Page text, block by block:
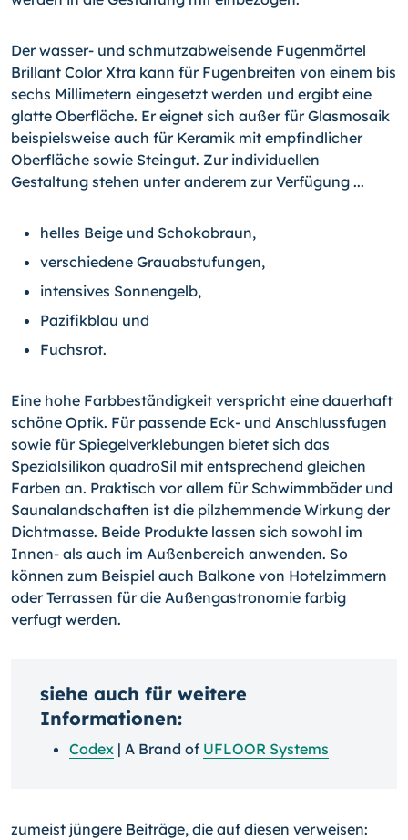
Der wasser- und schmutzabweisende Fugenmörtel
Brillant Color Xtra kann für Fugenbreiten von einem bis
sechs Millimetern eingesetzt werden und ergibt eine
glatte Oberfläche. Er eignet sich außer für Glasmosaik
beispielsweise auch für Keramik mit empfindlicher
Oberfläche sowie Steingut. Zur individuellen
Gestaltung stehen unter anderem zur Verfügung ...
helles Beige und Schokobraun,
verschiedene Grauabstufungen,
intensives Sonnengelb,
Pazifikblau und
Fuchsrot.
Eine hohe Farbbeständigkeit verspricht eine dauerhaft
schöne Optik. Für passende Eck- und Anschlussfugen
sowie für Spiegelverklebungen bietet sich das
Spezialsilikon quadroSil mit entsprechend gleichen
Farben an. Praktisch vor allem für Schwimmbäder und
Saunalandschaften ist die pilzhemmende Wirkung der
Dichtmasse. Beide Produkte lassen sich sowohl im
Innen- als auch im Außenbereich anwenden. So
können zum Beispiel auch Balkone von Hotelzimmern
oder Terrassen für die Außengastronomie farbig
verfugt werden.
siehe auch für weitere
Informationen:
Codex | A Brand of UFLOOR Systems
zumeist jüngere Beiträge, die auf diesen verweisen: